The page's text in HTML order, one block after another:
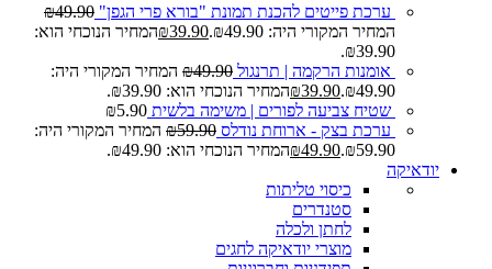
ערכת פייטים להכנת תמונת "בורא פרי הגפן" ₪49.90
המחיר המקורי היה: ₪49.90.
₪39.90
המחיר הנוכחי הוא:
₪39.90.
אומנות הרקמה | תרנגול
₪49.90
המחיר המקורי היה:
₪49.90.
₪39.90
המחיר הנוכחי הוא: ₪39.90.
שטיח צביעה לפורים | משימה בלשית
₪5.90
ערכת בצק - ארוחת נודלס
₪59.90
המחיר המקורי היה:
₪59.90.
₪49.90
המחיר הנוכחי הוא: ₪49.90.
יודאיקה
כיסוי טליתות
סטנדרים
לחתן ולכלה
מוצרי יודאיקה לחגים